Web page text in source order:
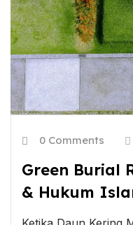
0 Comments
Green Burial
& Hukum